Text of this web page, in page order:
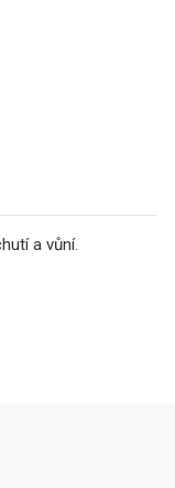
a vůní.